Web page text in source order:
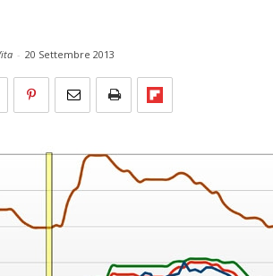
- 20 Settembre 2013